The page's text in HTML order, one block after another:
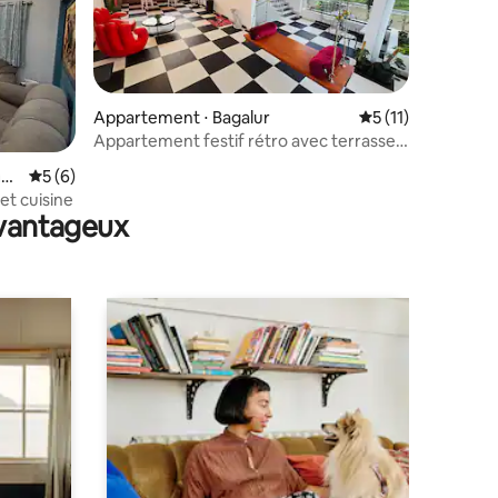
: 5 sur 5
Évaluation moyenne sur la base de 6 commentaires : 5 sur 5
5 (6)
cuisine
Appartement ⋅ Bagalur Évaluation
5 (11)
Appartement festif rétro avec terrasse